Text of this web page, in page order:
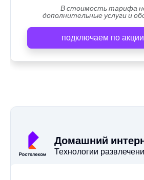
В стоимость тарифа
дополнительные услуги и
подключаем по акции
Домашний
Технологии